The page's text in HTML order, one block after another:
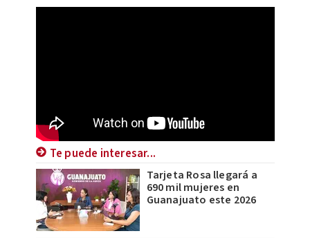
Te puede interesar...
Tarjeta Rosa llegará a
690 mil mujeres en
Guanajuato este 2026